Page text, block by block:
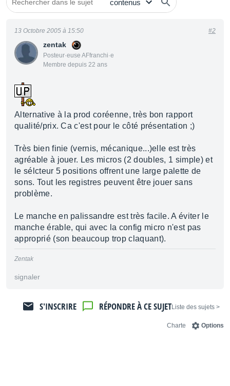
zentak
Posteur·euse AFfranchi·e
Membre depuis 22 ans
13 Octobre 2005 à 15:50 #2
Alternative à la prod coréenne, très bon rapport
qualité/prix. Ca c'est pour le côté présentation ;)
Très bien finie (vernis, mécanique...)elle est très
agréable à jouer. Les micros (2 doubles, 1 simple) et
le sélcteur 5 positions offrent une large palette de
sons. Tout les registres peuvent être jouer sans
problème.
Le manche en palissandre est très facile. A éviter le
manche érable, qui avec la config micro n'est pas
approprié (son beaucoup trop claquant).
Zentak
signaler
< Liste des sujets
RÉPONDRE À CE SUJET
S'INSCRIRE
Options
Charte